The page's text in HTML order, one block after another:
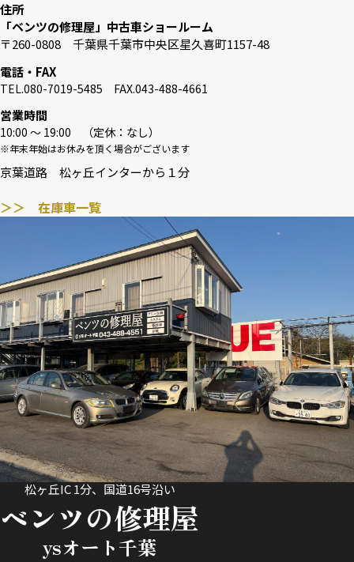
住所
「ベンツの修理屋」中古車ショールーム
〒260-0808 千葉県千葉市中央区星久喜町1157-48
電話・FAX
TEL.080-7019-5485 FAX.043-488-4661
営業時間
10:00 〜 19:00 （定休：なし）
※年末年始はお休みを頂く場合がございます
京葉道路 松ヶ丘インターから１分
＞＞ 在庫車一覧
松ヶ丘IC 1分、国道16号沿い
ベンツの修理屋
ysオート千葉